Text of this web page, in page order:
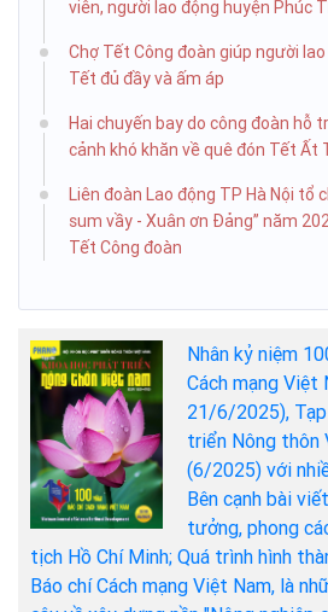
viên, người lao động huyện Phúc
Chợ Tết Công đoàn giúp người
Tết đủ đầy và ấm áp
Hai chuyến bay do công đoàn hỗ
cảnh khó khăn về quê đón Tết Ất
Liên đoàn Lao động TP Hà Nội tổ
sum vầy - Xuân ơn Đảng” năm
Tết Công đoàn
Nhân kỷ niệm
Cách mạng
21/6/2025),
triển Nông thôn
(6/2025) với
Bên cạnh bài
tưởng, phong
tịch Hồ Chí Minh; Quá trình hình
Báo chí Cách mạng Việt Nam, là